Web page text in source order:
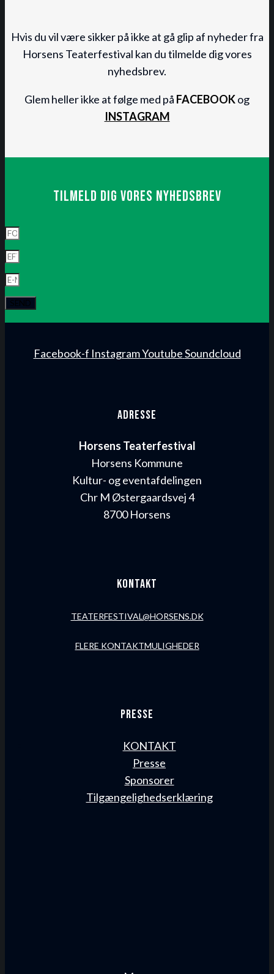
Hvis du vil være sikker på ikke at gå glip af nyheder fra
Horsens Teaterfestival kan du tilmelde dig vores
nyhedsbrev.
Glem heller ikke at følge med på FACEBOOKog
INSTAGRAM
Tilmeld dig vores nyhedsbrev
SEND
Facebook-f InstagramYoutubeSoundcloud
Adresse
Horsens Teaterfestival
Horsens Kommune
Kultur- og eventafdelingen
Chr M Østergaardsvej 4
8700 Horsens
Kontakt
TEATERFESTIVAL@HORSENS.DK
FLERE KONTAKTMULIGHEDER
Presse
KONTAKT
Presse
Sponsorer
Tilgængelighedserklæring